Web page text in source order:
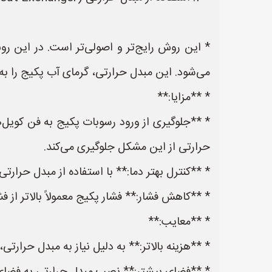
* این روش رایج‌تر و اصولی‌تر است. در این
می‌شود. این مبدل حرارتی، گرمای آب پکیج
* **مزایا:**
* **جلوگیری از ورود رسوبات پکیج به فن
حرارتی از این مشکل جلوگیری می‌کند.
* **کنترل بهتر دما:** با استفاده از مبدل
* **کاهش فشار:** فشار پکیج معمولاً بالاتر
* **معایب:**
* **هزینه بالاتر:** به دلیل نیاز به مبدل